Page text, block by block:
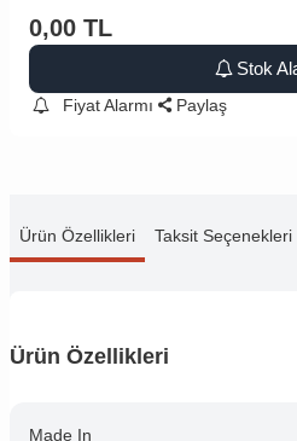
0,00 TL
Stok
Fiyat Alarmı Paylaş
Ürün Özellikleri Taksit Seçenekleri
Ürün Özellikleri
Made In